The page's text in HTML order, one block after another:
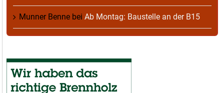
Munner Benne bei Ab Montag: Baustelle an der B15